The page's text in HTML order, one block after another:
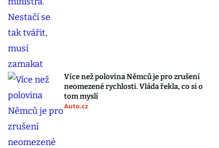
Více než polovina Němců je pro zrušení
neomezené rychlosti. Vláda řekla, co si o
tom myslí
Auto.cz